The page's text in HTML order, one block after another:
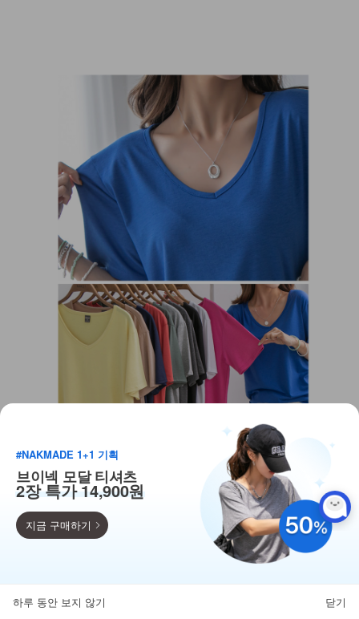
득템찬스
#NAKMADE 1+1 기획
브이넥 모달 티셔츠
2장 특가 14,900원
지금 구매하기
하루 동안 보지 않기 닫기
뒤로가기 카테고리 마이페이지